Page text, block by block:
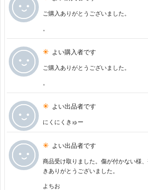
ご購入ありがとうございました。
。
よい購入者です
ご購入ありがとうございました。
。
よい出品者です
にくにくきゅー
よい出品者です
商品受け取りました。傷が付かない様
きありがとうございました。
よちお